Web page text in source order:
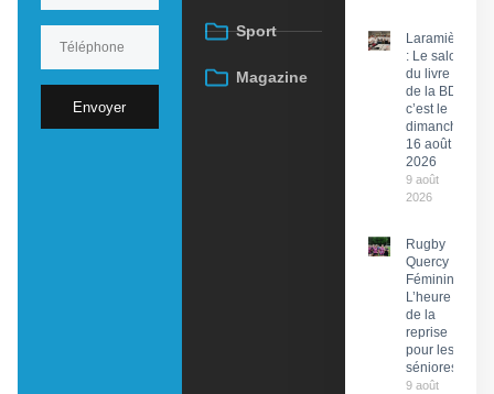
Envoyer
Sport
Magazine
Laramière
: Le salon
du livre et
de la BD,
c’est le
dimanche
16 août
2026
9 août
2026
Rugby
Quercy
Féminin :
L’heure
de la
reprise
pour les
séniores
9 août